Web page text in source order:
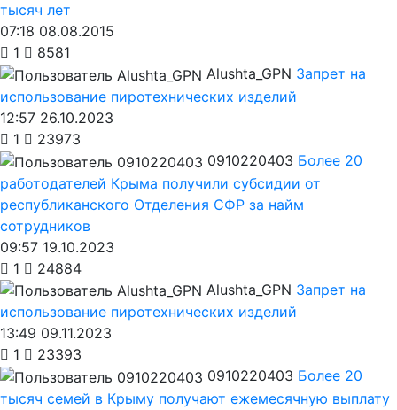
тысяч лет
07:18 08.08.2015
1
8581
Alushta_GPN Запрет на
использование пиротехнических изделий
12:57 26.10.2023
1
23973
0910220403 Более 20
работодателей Крыма получили субсидии от
республиканского Отделения СФР за найм
сотрудников
09:57 19.10.2023
1
24884
Alushta_GPN Запрет на
использование пиротехнических изделий
13:49 09.11.2023
1
23393
0910220403 Более 20
тысяч семей в Крыму получают ежемесячную выплату